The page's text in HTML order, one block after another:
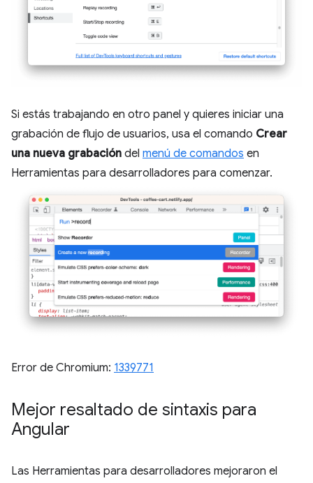
Si estás trabajando en otro panel y quieres iniciar una
grabación de flujo de usuarios, usa el comando Crear
una nueva grabación del menú de comandos en
Herramientas para desarrolladores para comenzar.
Error de Chromium: 1339771
Mejor resaltado de sintaxis para
Angular
Las Herramientas para desarrolladores mejoraron el